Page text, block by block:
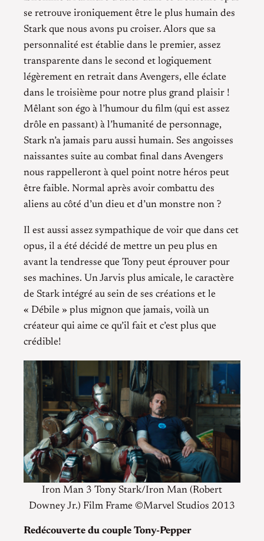
se retrouve ironiquement être le plus humain des
Stark que nous avons pu croiser. Alors que sa
personnalité est établie dans le premier, assez
transparente dans le second et logiquement
légèrement en retrait dans Avengers, elle éclate
dans le troisième pour notre plus grand plaisir !
Mêlant son égo à l’humour du film (qui est assez
drôle en passant) à l’humanité de personnage,
Stark n’a jamais paru aussi humain. Ses angoisses
naissantes suite au combat final dans Avengers
nous rappelleront à quel point notre héros peut
être faible. Normal après avoir combattu des
aliens au côté d’un dieu et d’un monstre non ?
Il est aussi assez sympathique de voir que dans cet
opus, il a été décidé de mettre un peu plus en
avant la tendresse que Tony peut éprouver pour
ses machines. Un Jarvis plus amicale, le caractère
de Stark intégré au sein de ses créations et le
« Débile » plus mignon que jamais, voilà un
créateur qui aime ce qu’il fait et c’est plus que
crédible!
Iron Man 3 Tony Stark/Iron Man (Robert
Downey Jr.) Film Frame ©Marvel Studios 2013
Redécouverte du couple Tony-Pepper